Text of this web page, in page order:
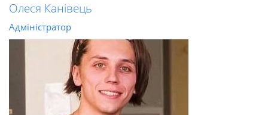
Олеся Канівець
Адміністратор